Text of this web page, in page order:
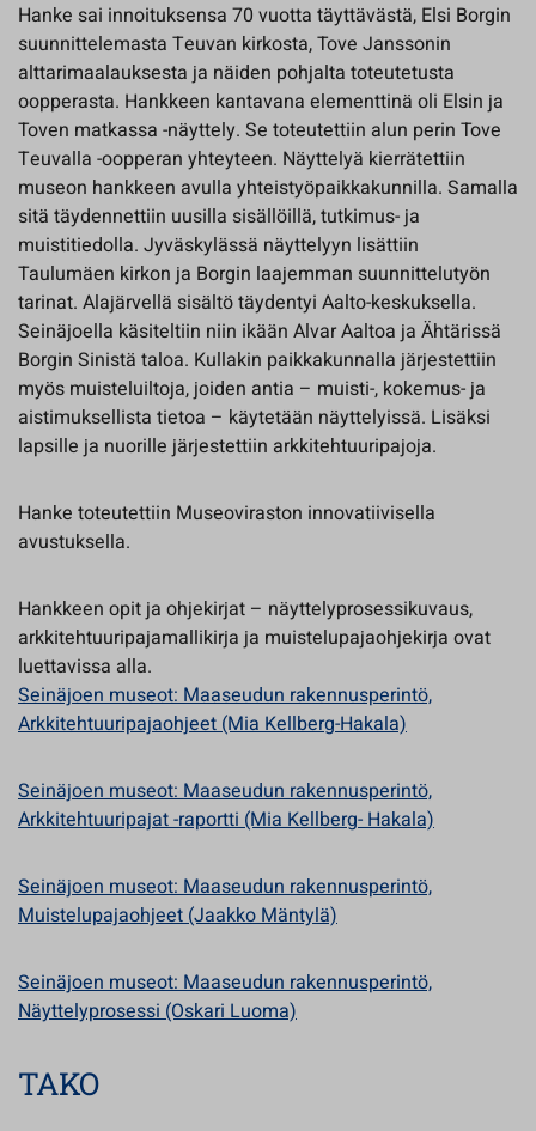
Hanke sai innoituksensa 70 vuotta täyttävästä, Elsi Borgin
suunnittelemasta Teuvan kirkosta, Tove Janssonin
alttarimaalauksesta ja näiden pohjalta toteutetusta
oopperasta. Hankkeen kantavana elementtinä oli Elsin ja
Toven matkassa -näyttely. Se toteutettiin alun perin Tove
Teuvalla -oopperan yhteyteen. Näyttelyä kierrätettiin
museon hankkeen avulla yhteistyöpaikkakunnilla. Samalla
sitä täydennettiin uusilla sisällöillä, tutkimus- ja
muistitiedolla. Jyväskylässä näyttelyyn lisättiin
Taulumäen kirkon ja Borgin laajemman suunnittelutyön
tarinat. Alajärvellä sisältö täydentyi Aalto-keskuksella.
Seinäjoella käsiteltiin niin ikään Alvar Aaltoa ja Ähtärissä
Borgin Sinistä taloa. Kullakin paikkakunnalla järjestettiin
myös muisteluiltoja, joiden antia – muisti-, kokemus- ja
aistimuksellista tietoa – käytetään näyttelyissä. Lisäksi
lapsille ja nuorille järjestettiin arkkitehtuuripajoja.
Hanke toteutettiin Museoviraston innovatiivisella
avustuksella.
Hankkeen opit ja ohjekirjat – näyttelyprosessikuvaus,
arkkitehtuuripajamallikirja ja muistelupajaohjekirja ovat
luettavissa alla.
Seinäjoen museot: Maaseudun rakennusperintö,
Arkkitehtuuripajaohjeet (Mia Kellberg-Hakala)
Seinäjoen museot: Maaseudun rakennusperintö,
Arkkitehtuuripajat -raportti (Mia Kellberg- Hakala)
Seinäjoen museot: Maaseudun rakennusperintö,
Muistelupajaohjeet (Jaakko Mäntylä)
Seinäjoen museot: Maaseudun rakennusperintö,
Näyttelyprosessi (Oskari Luoma)
TAKO